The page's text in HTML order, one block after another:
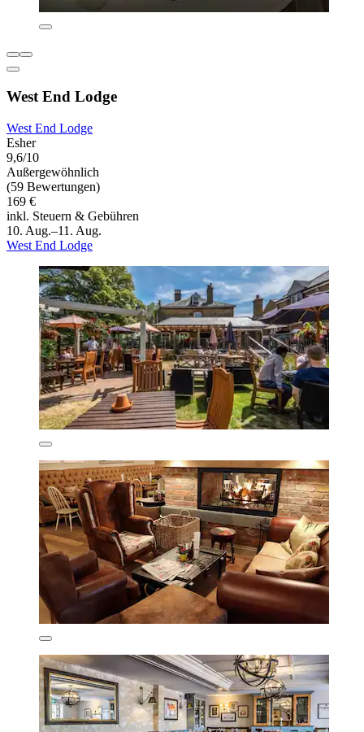
West End Lodge
West End Lodge
Esher
9,6/10
Außergewöhnlich
(59 Bewertungen)
169 €
inkl. Steuern & Gebühren
10. Aug.–11. Aug.
West End Lodge